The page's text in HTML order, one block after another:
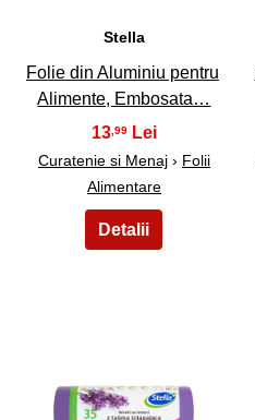
Stella
Folie din Aluminiu pentru
Alimente, Embosata…
13,99
Curatenie si Menaj› Folii
Alimentare